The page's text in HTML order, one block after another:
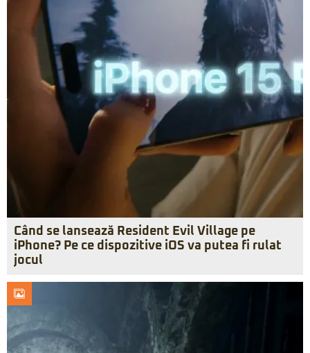
Când se lansează Resident Evil Village pe
iPhone? Pe ce dispozitive iOS va putea fi rulat
jocul